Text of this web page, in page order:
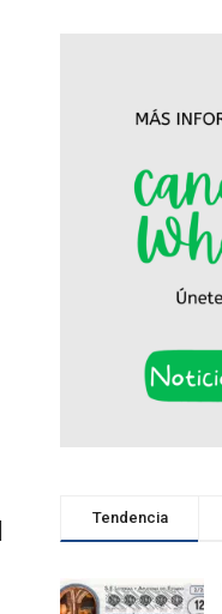
Tendencia